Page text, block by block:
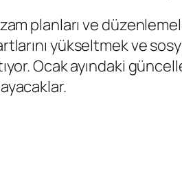
planları ve
yükseltmek ve
Ocak ayındaki